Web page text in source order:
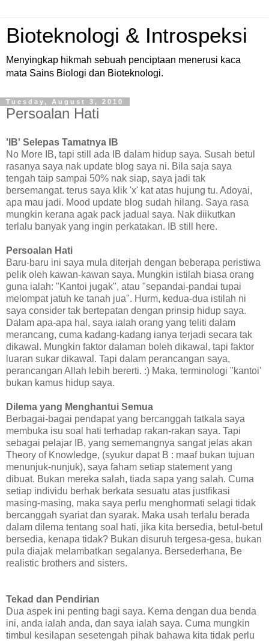
Bioteknologi & Introspeksi
Menyingkap hikmah sebuah penciptaan menerusi kaca
mata Sains Biologi dan Bioteknologi.
Tuesday, August 3, 2010
Persoalan Hati
'IB' Selepas Tamatnya IB
No More IB, tapi still ada IB dalam hidup saya. Susah betul
rasanya saya nak update blog saya ni. Bila saja saya
tengah taip sampai 50% nak siap, saya jadi tak
bersemangat. terus saya klik 'x' kat atas hujung tu. Adoyai,
apa mau jadi. Mood update blog sudah hilang. Saya rasa
mungkin kerana agak pack jadual saya. Nak diikutkan
terlalu banyak yang ingin perkatakan. IB still here.
Persoalan Hati
Baru-baru ini saya mula diterjah dengan beberapa peristiwa
pelik oleh kawan-kawan saya. Mungkin istilah biasa orang
guna ialah: "Kantoi jugak", atau "sepandai-pandai tupai
melompat jatuh ke tanah jua". Hurm, kedua-dua istilah ni
saya consider tak bertepatan dengan prinsip hidup saya.
Dalam apa-apa hal, saya ialah orang yang teliti dalam
merancang, cuma kadang-kadang ianya terjadi secara tak
dikawal. Mungkin faktor dalaman boleh dikawal, tapi faktor
luaran sukar dikawal. Tapi dalam perancangan saya,
perancangan Allah lebih bererti. :) Maka, terminologi "kantoi'
bukan kamus hidup saya.
Dilema yang Menghantui Semua
Berbagai-bagai pendapat yang bercanggah tatkala saya
membuka isu soal hati terhadap rakan-rakan saya. Tapi
sebagai pelajar IB, yang sememangnya sangat jelas akan
Theory of Knowledge, (syukur dapat B : maaf bukan tujuan
menunjuk-nunjuk), saya faham setiap statement yang
dibuat. Bukan mereka salah, tiada sapa yang salah. Cuma
setiap individu berhak berkata sesuatu atas justfikasi
masing-masing, maka saya perlu menghormati selagi tidak
bercanggah syariat dan syarak. Maka usah terlalu berada
dalam dilema tentang soal hati, jika kita bersedia, betul-betul
bersedia, kenapa tidak? Bukan disuruh tergesa-gesa, bukan
pula diajak melambatkan segalanya. Bersederhana, Be
realistic brothers and sisters.
Tekad dan Pendirian
Dua aspek ini penting bagi saya. Kerna dengan dua benda
ini, anda ialah anda, dan saya ialah saya. Cuma mungkin
timbul kesilapan sesetengah pihak bahawa kita tidak perlu